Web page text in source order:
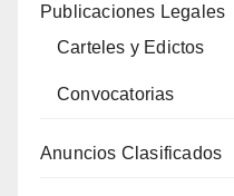
Publicaciones Legales
Carteles y Edictos
Convocatorias
Anuncios Clasificados